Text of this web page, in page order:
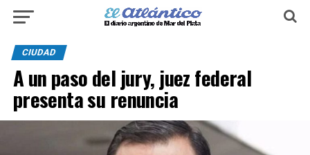
CIUDAD
A un paso del jury, juez federal
presenta su renuncia